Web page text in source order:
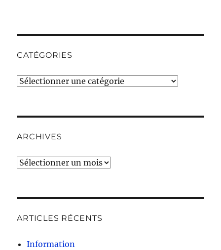
CATÉGORIES
Catégories
ARCHIVES
Archives
ARTICLES RÉCENTS
Information